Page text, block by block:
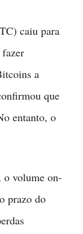
caiu para
a
que
entanto, o
volume on-
prazo do